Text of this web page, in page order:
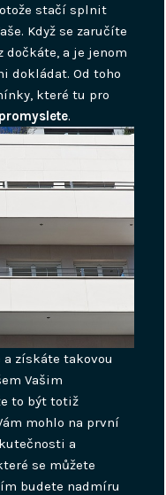
stačí splnit
Když se zaručíte
dočkáte, a je jenom
dokládat. Od toho
které tu pro
.
získáte takovou
Vašim
to být totiž
mohlo na první
a
se můžete
budete nadmíru